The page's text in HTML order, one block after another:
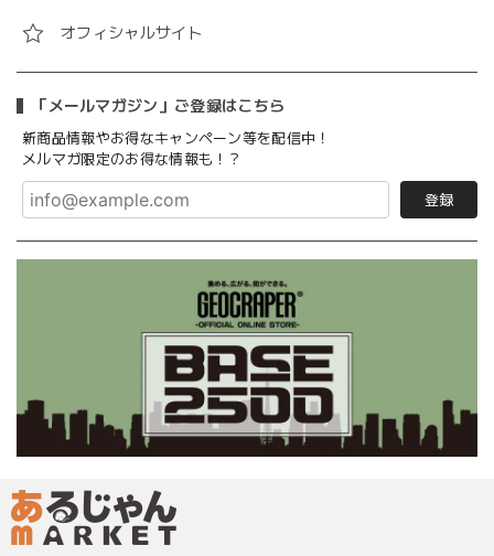
オフィシャルサイト
「メールマガジン」ご登録はこちら
新商品情報やお得なキャンペーン等を配信中！
メルマガ限定のお得な情報も！？
登録